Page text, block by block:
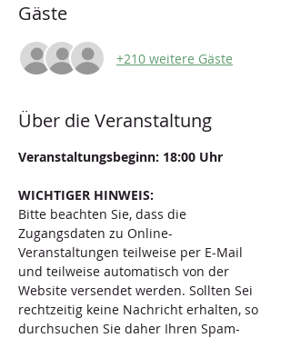
Gäste
+210 weitere Gäste
Über die Veranstaltung
Veranstaltungsbeginn: 18:00 Uhr
WICHTIGER HINWEIS:
Bitte beachten Sie, dass die
Zugangsdaten zu Online-
Veranstaltungen teilweise per E-Mail
und teilweise automatisch von der
Website versendet werden. Sollten Sei
rechtzeitig keine Nachricht erhalten, so
durchsuchen Sie daher Ihren Spam-